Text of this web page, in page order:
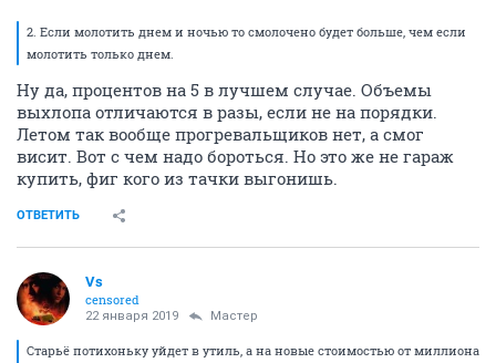
2. Если молотить днем и ночью то смолочено будет больше, чем если
молотить только днем.
Ну да, процентов на 5 в лучшем случае. Объемы
выхлопа отличаются в разы, если не на порядки.
Летом так вообще прогревальщиков нет, а смог
висит. Вот с чем надо бороться. Но это же не гараж
купить, фиг кого из тачки выгонишь.
ОТВЕТИТЬ
Vs
censored
22 января 2019 Мастер
Старьё потихоньку уйдет в утиль, а на новые стоимостью от миллиона